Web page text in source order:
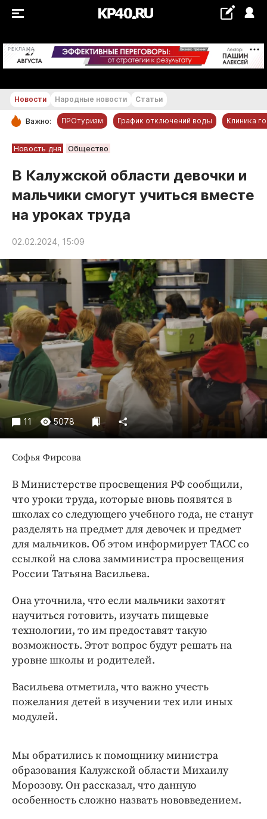
РЕКЛАМА +23...+24 °С
РУБРИКИ
Новости компаний
Статьи
Народные новости
Авто и транспорт
Благоустройство
Криминал
Недвижимость и ЖКХ
Образование
Общество
Погода
Праздники
Происшествия
Спорт
Экономика и бизнес
ПРОЕКТЫ
Блоги
Издания
Медиаперсона
Интересное чтиво
Клиника года
Бренд года
Новости Народные новости Статьи
Важно: ПРОтуризм График отключений воды Клиника
Новость дня Общество
В Калужской области девочки и
мальчики смогут учиться вместе
на уроках труда
02.02.2024, 15:09
11 5078
Софья Фирсова
В Министерстве просвещения РФ сообщили,
что уроки труда, которые вновь появятся в
школах со следующего учебного года, не станут
разделять на предмет для девочек и предмет
для мальчиков. Об этом информирует ТАСС со
ссылкой на слова замминистра просвещения
России Татьяна Васильева.
Она уточнила, что если мальчики захотят
научиться готовить, изучать пищевые
технологии, то им предоставят такую
возможность. Этот вопрос будут решать на
уровне школы и родителей.
Васильева отметила, что важно учесть
пожелания детей в изучении тех или иных
модулей.
Мы обратились к помощнику министра
образования Калужской области Михаилу
Морозову. Он рассказал, что данную
особенность сложно назвать нововведением.